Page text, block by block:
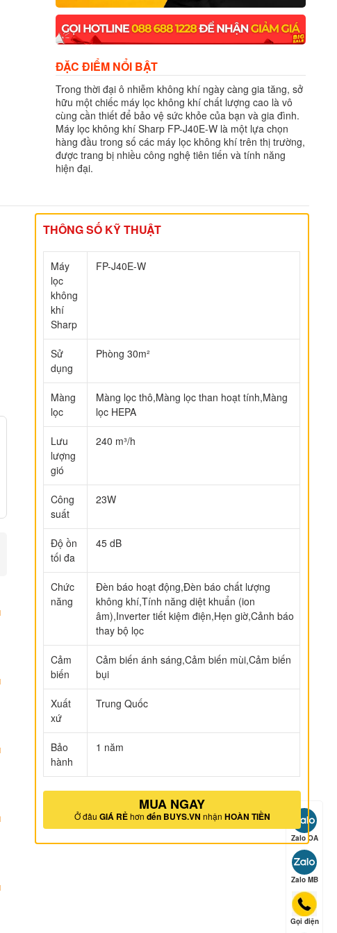
ĐẶC ĐIỂM NỔI BẬT
Trong thời đại ô nhiễm không khí ngày càng gia tăng, sở
hữu một chiếc máy lọc không khí chất lượng cao là vô
cùng cần thiết để bảo vệ sức khỏe của bạn và gia đình.
Máy lọc không khí Sharp FP-J40E-W là một lựa chọn
hàng đầu trong số các máy lọc không khí trên thị trường,
được trang bị nhiều công nghệ tiên tiến và tính năng
hiện đại.
THÔNG SỐ KỸ THUẬT
Máy
lọc
không
khí
Sharp
FP-J40E-W
Sử
dụng
Phòng 30m²
Màng
lọc
Màng lọc thô,Màng lọc than hoạt tính,Màng
lọc HEPA
Lưu
lượng
gió
240 m³/h
Công
suất
23W
Độ ồn
tối đa
45 dB
Chức
năng
Đèn báo hoạt động,Đèn báo chất lượng
không khí,Tính năng diệt khuẩn (ion
âm),Inverter tiết kiệm điện,Hẹn giờ,Cảnh báo
thay bộ lọc
Cảm
biến
Cảm biến ánh sáng,Cảm biến mùi,Cảm biến
bụi
Xuất
xứ
Trung Quốc
Bảo
hành
1 năm
MUA NGAY
Ở đâu GIÁ RẺhơn đến BUYS.VN nhận HOÀN TIỀN
Được xếp hạng55 sao
5 sao
Zalo OA
Zalo MB
Gọi điện